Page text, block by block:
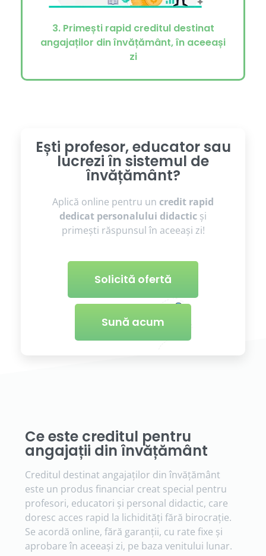
3. Primești rapid creditul destinat
angajaților din învățământ, în aceeași
zi
Ești profesor, educator sau
lucrezi în sistemul de
învățământ?
Aplică online pentru un credit rapid
dedicat personalului didactic și
primești răspunsul în aceeași zi!
Solicită ofertă
Sună acum
Ce este creditul pentru
angajații din învățământ
Creditul destinat angajaților din învățământ
este un produs financiar creat special pentru
profesori, educatori și personal didactic, care
doresc acces rapid la lichidități fără birocrație.
Se acordă online, fără garanții, cu rate fixe și
aprobare în aceeași zi, pe baza venitului lunar.